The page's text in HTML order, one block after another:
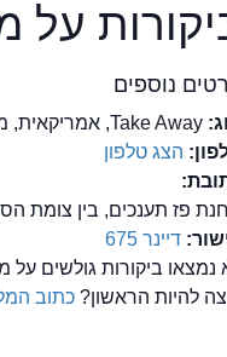
על
נוספים
Take Away, אמריקאית, מזון מהיר/ FastFood
הצג טלפון
פז תענכים, בין צומת
דיינר 675
ביקורות גולשים על מסעדת
להיות הראשון?כתוב